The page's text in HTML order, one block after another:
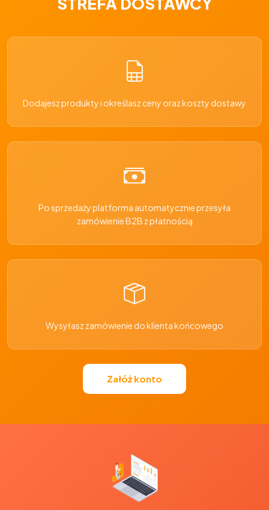
Dodajesz produkty i określasz ceny oraz koszty dostawy
Po sprzedaży platforma automatycznie przesyła
zamówienie B2B z płatnością
Wysyłasz zamówienie do klienta końcowego
Załóż konto